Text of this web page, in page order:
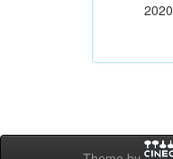
2020